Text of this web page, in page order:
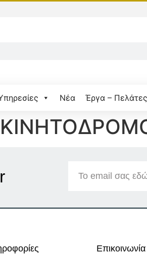
Νέα Έργα – Πελάτες
Επικοινωνία